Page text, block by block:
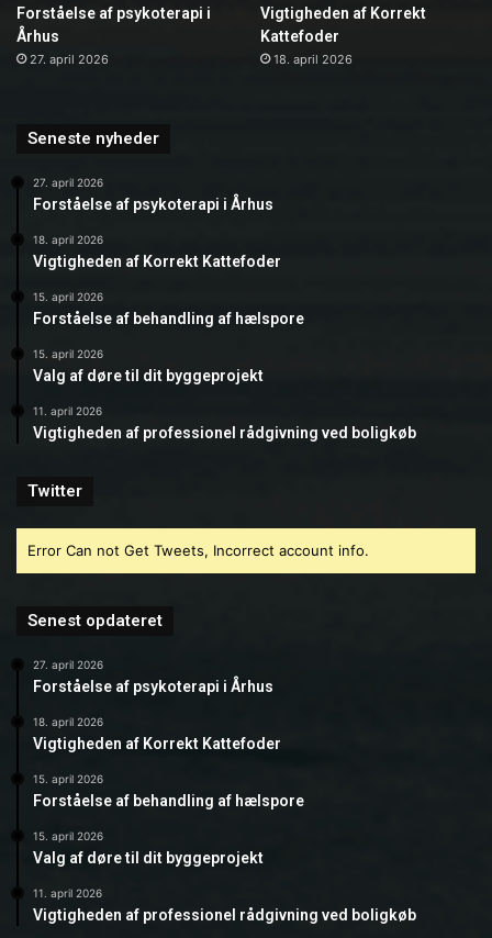
Forståelse af psykoterapi i
Århus
27. april 2026
Vigtigheden af Korrekt
Kattefoder
18. april 2026
Seneste nyheder
27. april 2026
Forståelse af psykoterapi i Århus
18. april 2026
Vigtigheden af Korrekt Kattefoder
15. april 2026
Forståelse af behandling af hælspore
15. april 2026
Valg af døre til dit byggeprojekt
11. april 2026
Vigtigheden af professionel rådgivning ved boligkøb
Twitter
Error Can not Get Tweets, Incorrect account info.
Senest opdateret
27. april 2026
Forståelse af psykoterapi i Århus
18. april 2026
Vigtigheden af Korrekt Kattefoder
15. april 2026
Forståelse af behandling af hælspore
15. april 2026
Valg af døre til dit byggeprojekt
11. april 2026
Vigtigheden af professionel rådgivning ved boligkøb